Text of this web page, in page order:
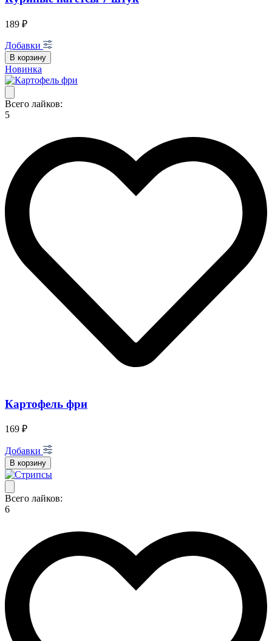
189 ₽
Добавки
В корзину
Новинка
Всего лайков:
5
Картофель фри
169 ₽
Добавки
В корзину
Всего лайков:
6